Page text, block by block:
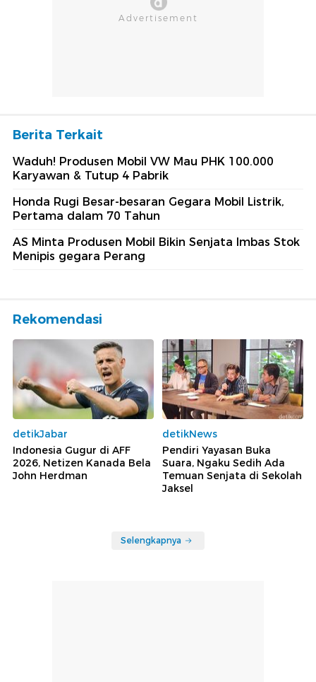
Berita Terkait
Waduh! Produsen Mobil VW Mau PHK 100.000
Karyawan & Tutup 4 Pabrik
Honda Rugi Besar-besaran Gegara Mobil Listrik,
Pertama dalam 70 Tahun
AS Minta Produsen Mobil Bikin Senjata Imbas Stok
Menipis gegara Perang
Rekomendasi
detikJabar
Indonesia Gugur di AFF
2026, Netizen Kanada Bela
John Herdman
detikNews
Pendiri Yayasan Buka
Suara, Ngaku Sedih Ada
Temuan Senjata di Sekolah
Jaksel
Selengkapnya